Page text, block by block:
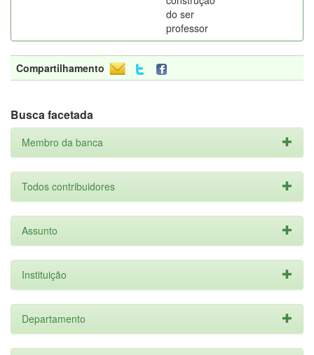
do ser
professor
Compartilhamento
Busca facetada
Membro da banca
Todos contribuidores
Assunto
Instituição
Departamento